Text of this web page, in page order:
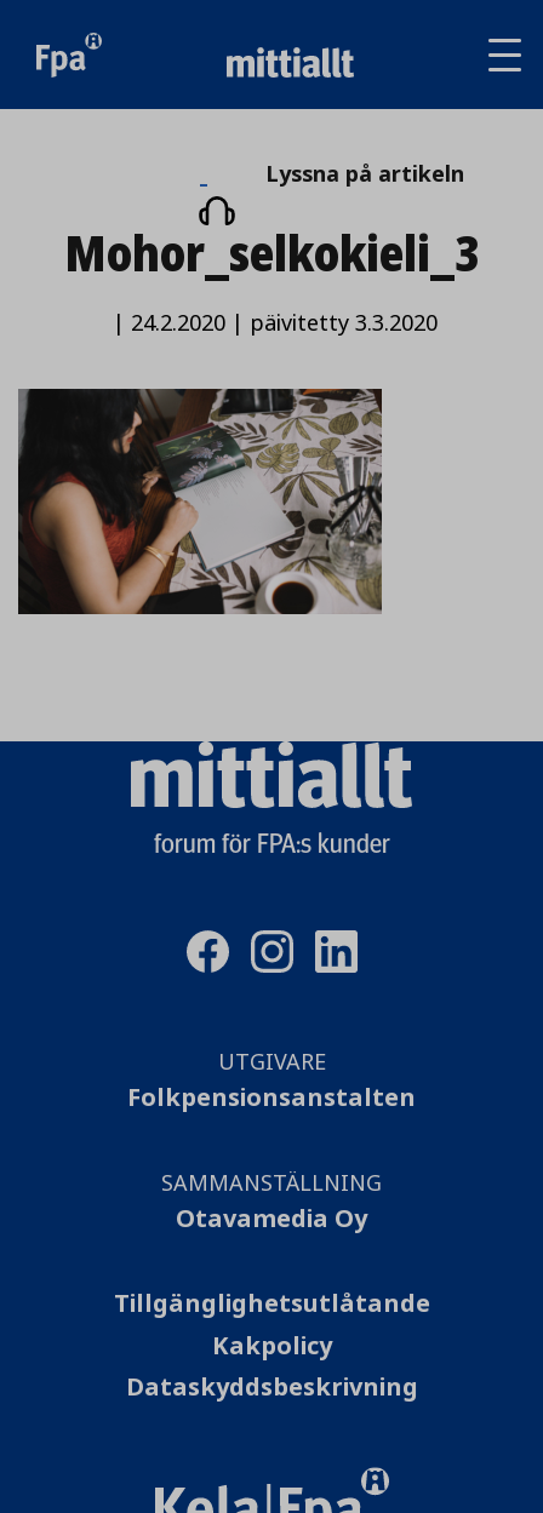
Lyssna
på
artikeln
Lyssna på artikeln
Mohor_selkokieli_3
| 24.2.2020| päivitetty 3.3.2020
Mittiallt
forum för FPA:s kunder
UTGIVARE
Folkpensionsanstalten
SAMMANSTÄLLNING
Otavamedia Oy
Tillgänglighetsutlåtande
Kakpolicy
Dataskyddsbeskrivning